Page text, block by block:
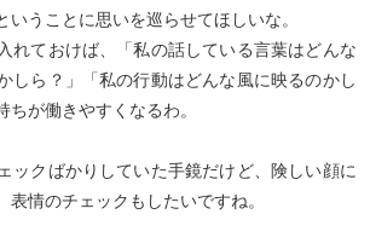
いうことに思いを巡らせてほしいな。
れておけば、「私の話している言葉はどんな
しら？」「私の行動はどんな風に映るのかし
ちが働きやすくなるわ。
ックばかりしていた手鏡だけど、険しい顔に
表情のチェックもしたいですね。